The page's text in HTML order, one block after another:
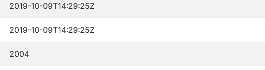
2019-10-09T14:29:25Z
2019-10-09T14:29:25Z
2004